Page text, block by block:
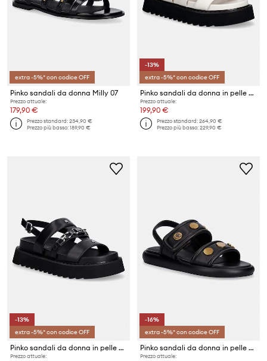
extra -5%* con codice OFF
Pinko sandali da donna Milly 07
Prezzo attuale:
179,90 €
Prezzo standard:234,90 €
Prezzo più basso:189,90 €
-13%
extra -5%* con codice OFF
Pinko sandali da donna in pelle Kate 06
Prezzo attuale:
199,90 €
Prezzo standard:264,90 €
Prezzo più basso:229,90 €
-13%
extra -5%* con codice OFF
Pinko sandali da donna in pelle Kate 06
Prezzo attuale:
-16%
extra -5%* con codice OFF
Pinko sandali da donna in pelle Fiona 01
Prezzo attuale: